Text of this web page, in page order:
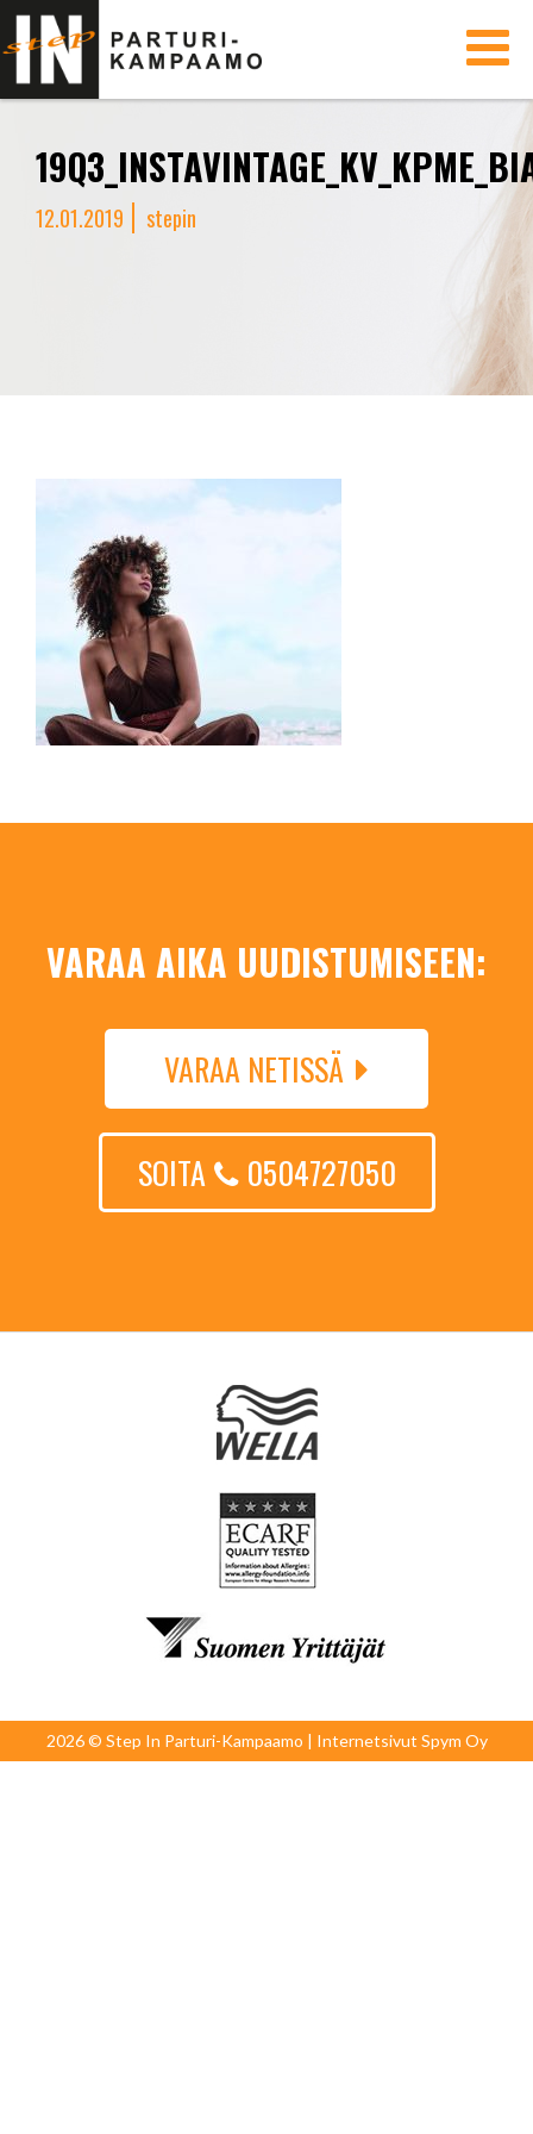
Toggle
12.01.2019 stepin
VARAA AIKA UUDISTUMISEEN:
VARAA NETISSÄ
SOITA 0504727050
2026 © Step In Parturi-Kampaamo | Internetsivut Spym Oy